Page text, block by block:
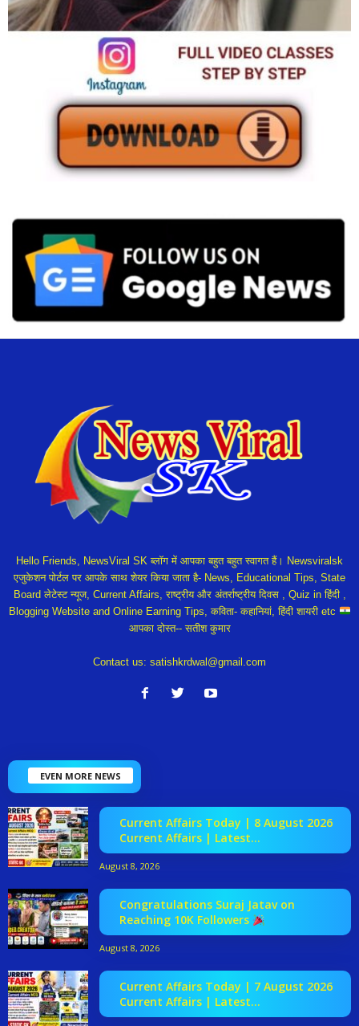
Hello Friends, NewsViral SK ब्लॉग में आपका बहुत बहुत स्वागत हैं। Newsviralsk
एजुकेशन पोर्टल पर आपके साथ शेयर किया जाता है- News, Educational Tips, State
Board लेटेस्ट न्यूज, Current Affairs, राष्ट्रीय और अंतर्राष्ट्रीय दिवस , Quiz in हिंदी ,
Blogging Website and Online Earning Tips, कविता- कहानियां, हिंदी शायरी etc
आपका दोस्त-- सतीश कुमार
Contact us: satishkrdwal@gmail.com
EVEN MORE NEWS
Current Affairs Today | 8 August 2026
Current Affairs | Latest...
August 8, 2026
Congratulations Suraj Jatav on
Reaching 10K Followers
August 8, 2026
Current Affairs Today | 7 August 2026
Current Affairs | Latest...